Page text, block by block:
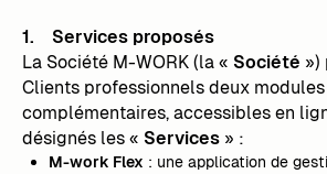
1. Services proposés
La Société M-WORK (la « Société »)
Clients professionnels deux modules
complémentaires, accessibles en
désignés les « Services» :
M-work Flex : une application de